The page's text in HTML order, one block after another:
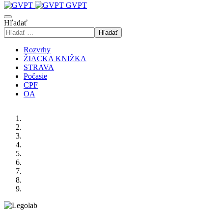
GVPT
Hľadať
Hľadať
Rozvrhy
ŽIACKA KNIŽKA
STRAVA
Počasie
CPF
OA